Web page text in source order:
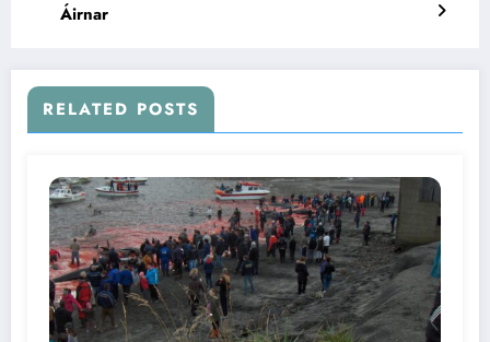
Áirnar
RELATED POSTS